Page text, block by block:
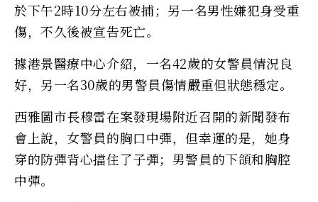
於下午2時10分左右被捕；另一名男性嫌犯身受重
傷，不久後被宣告死亡。
據港景醫療中心介紹，一名42歲的女警員情況良
好，另一名30歲的男警員傷情嚴重但狀態穩定。
西雅圖市長穆雷在案發現場附近召開的新聞發布
會上說，女警員的胸口中彈，但幸運的是，她身
穿的防彈背心擋住了子彈；男警員的下頜和胸腔
中彈。